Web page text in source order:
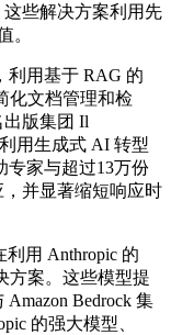
些解决方案利用先
。
利用基于 RAG 的
化文档管理和检
版集团 Il
用生成式 AI 转型
专家与超过13万份
并显著缩短响应时
用 Anthropic 的
方案。这些模型提
Bedrock 集
的强大模型、